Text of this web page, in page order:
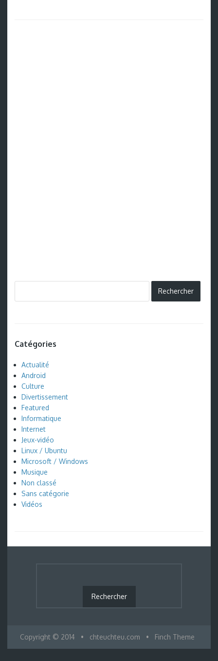
Catégories
Actualité
Android
Culture
Divertissement
Featured
Informatique
Internet
Jeux-vidéo
Linux / Ubuntu
Microsoft / Windows
Musique
Non classé
Sans catégorie
Vidéos
Copyright © 2014 • chteuchteu.com • Finch Theme